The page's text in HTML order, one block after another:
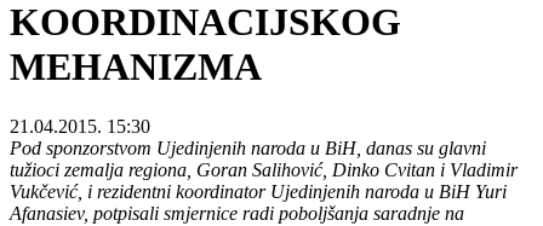
KOORDINACIJSKOG
MEHANIZMA
21.04.2015. 15:30
Pod sponzorstvom Ujedinjenih naroda u BiH, danas su glavni
tužioci zemalja regiona, Goran Salihović, Dinko Cvitan i Vladimir
Vukčević, i rezidentni koordinator Ujedinjenih naroda u BiH Yuri
Afanasiev, potpisali smjernice radi poboljšanja saradnje na